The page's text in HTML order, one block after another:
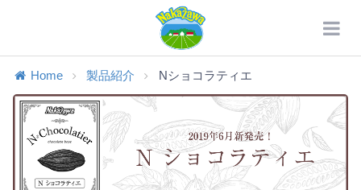
Home 製品紹介 Nショコラティエ